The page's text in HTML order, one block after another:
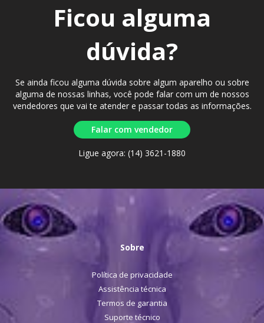
Ficou alguma
dúvida?
Se ainda ficou alguma dúvida sobre algum aparelho ou sobre
alguma de nossas linhas, você pode falar com um de nossos
vendedores que vai te atender e passar todas as informações.
Falar com vendedor
Ligue agora: (14) 3621-1880
Sobre
Política de privacidade
Assistência técnica
Termos de garantia
Suporte técnico